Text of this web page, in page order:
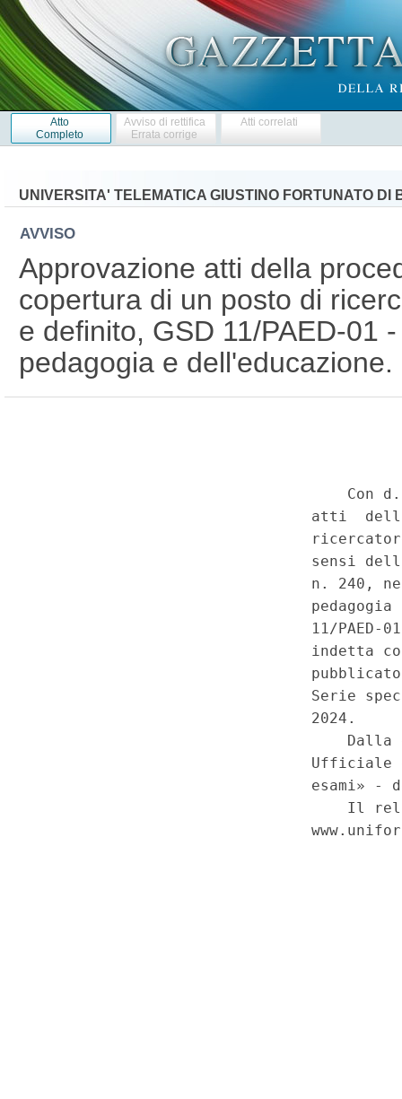
Atto
Completo
Avviso di rettifica
Errata corrige
Atti correlati
UNIVERSITA' TELEMATICA GIUSTINO FORTUNATO DI
AVVISO
Approvazione atti della
copertura di un posto di
e definito, GSD 11/PAED-01
pedagogia e dell'educazione.